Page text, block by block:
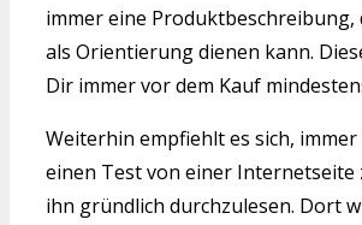
immer eine Produktbeschreibung,
als Orientierung dienen kann.
Dir immer vor dem Kauf
Weiterhin empfiehlt es sich,
einen Test von einer Internetseite
ihn gründlich durchzulesen. Dort